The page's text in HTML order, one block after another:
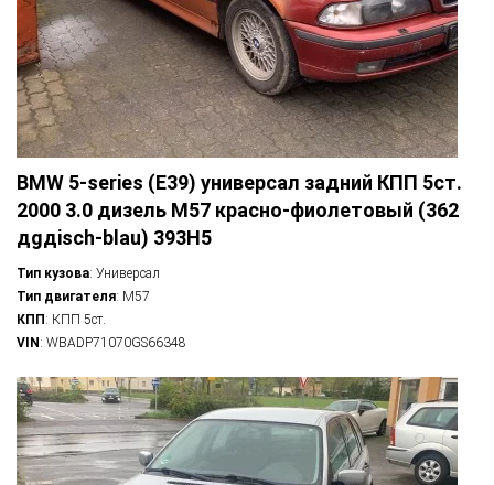
BMW 5-series (E39) универсал задний КПП 5ст.
2000 3.0 дизель M57 красно-фиолетовый (362
дgдisch-blau) 393H5
Тип кузова: Универсал
Тип двигателя: M57
КПП: КПП 5ст.
VIN: WBADP71070GS66348